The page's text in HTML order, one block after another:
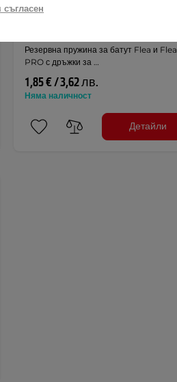
Пружина за батут inSPORTline
Резервна пружина за батут Flea и Flea
PRO с дръжки за …
1,85 € / 3,62 лв.
Няма наличност
Детайли